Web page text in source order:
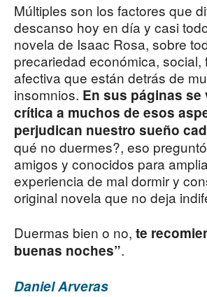
Múltiples son los factores que
descanso hoy en día y casi
novela de Isaac Rosa, sobre
precariedad económica, social,
afectiva que están detrás de
insomnios. En sus páginas se
crítica a muchos de esos
perjudican nuestro sueño
qué no duermes?, eso
amigos y conocidos para
experiencia de mal dormir y
original novela que no deja
Duermas bien o no, te
buenas noches”.
Daniel Arveras